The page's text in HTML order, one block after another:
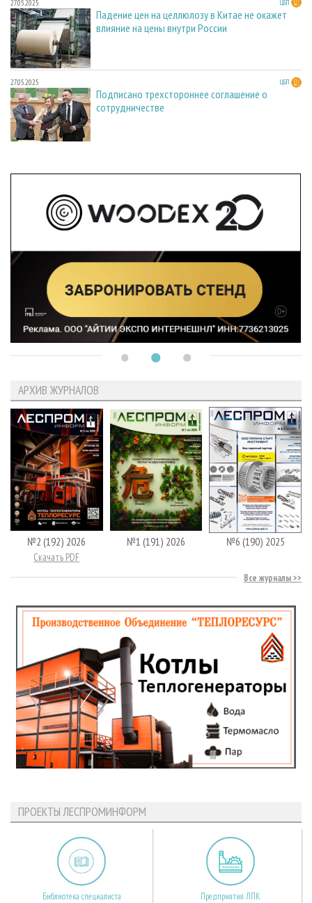
27.05.2025 ЦБП
Падение цен на целлюлозу в Китае не окажет
влияние на цены внутри России
27.05.2025 ЦБП
Подписано трехстороннее соглашение о
сотрудничестве
АРХИВ ЖУРНАЛОВ
№2 (192) 2026
Скачать PDF
№1 (191) 2026 №6 (190) 2025
Все журналы
ПРОЕКТЫ ЛЕСПРОМИНФОРМ
Библиотека специалиста Предприятия ЛПК